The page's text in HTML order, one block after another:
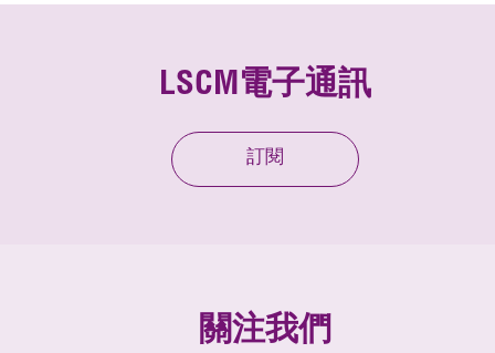
LSCM電子通訊
訂閱
關注我們